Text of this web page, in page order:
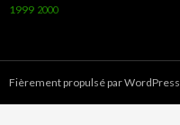
1999 2000
Fièrement propulsé par WordPress